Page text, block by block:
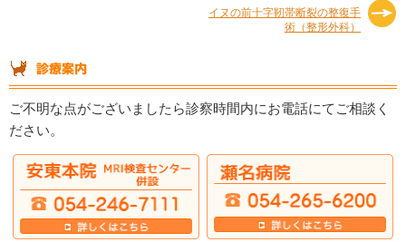
イヌの前十字靭帯断裂の整復手
術（整形外科）
ご不明な点がございましたら診察時間内にお電話にてご相談く
ださい。